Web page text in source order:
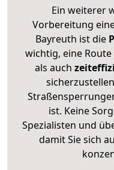
Ein weiterer
Vorbereitung
Bayreuth ist die
wichtig, eine
als auch
ist. Keine
Spezialisten und
damit Sie sich